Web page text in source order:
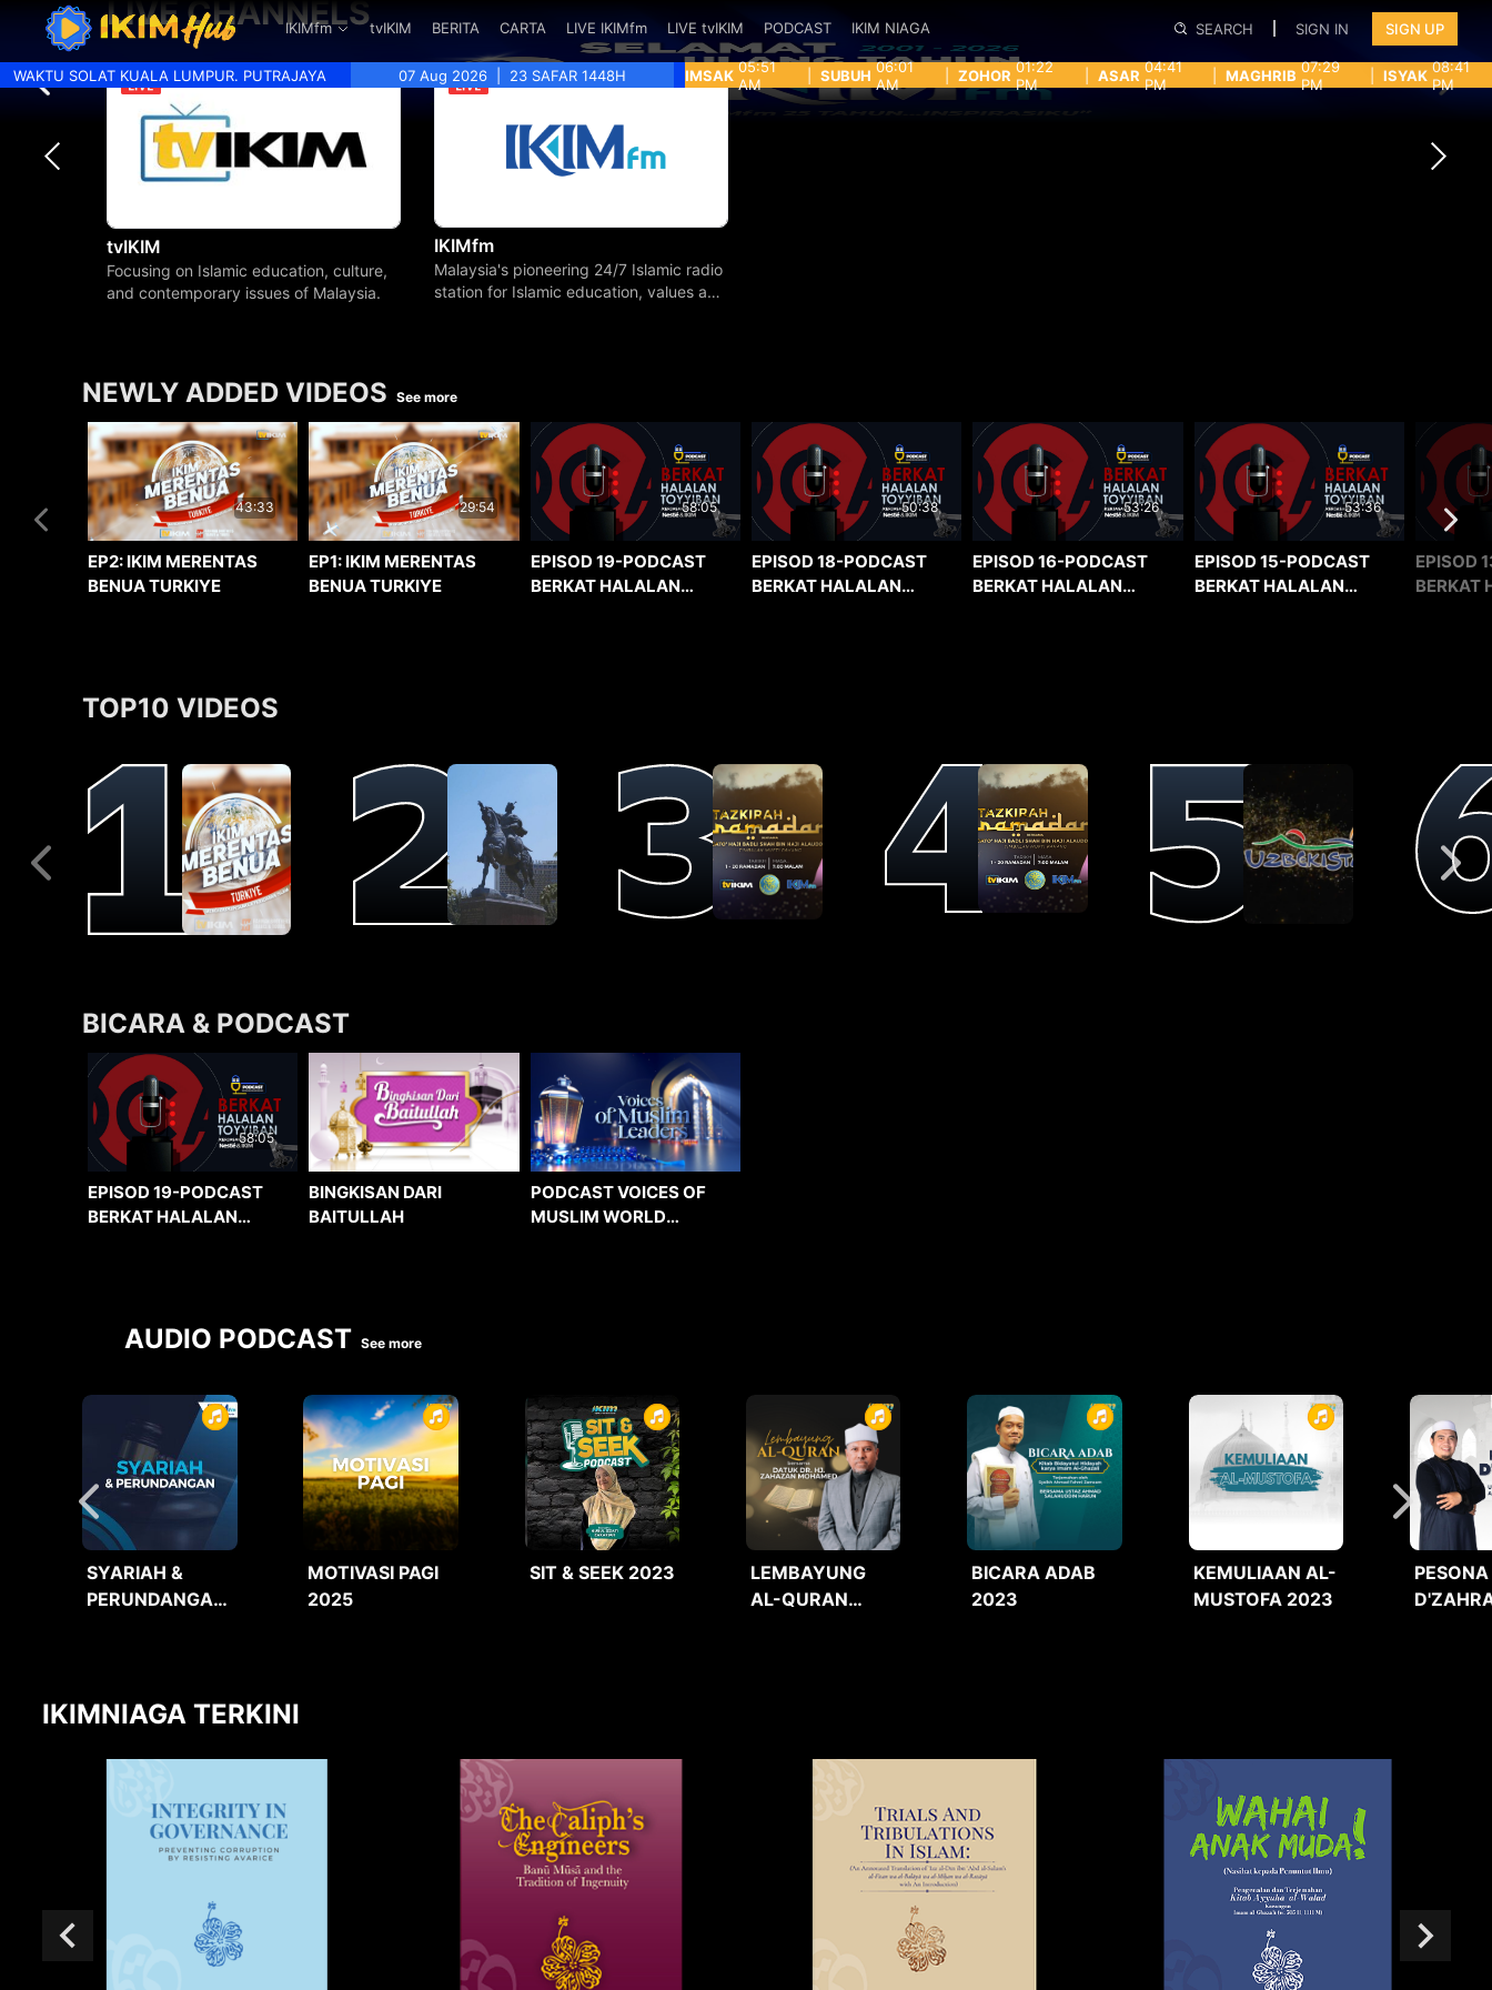
IKIMfm tvIKIM BERITA CARTA LIVE IKIMfm LIVE tvIKIM PODCAST IKIM NIAGA SEARCH SIGN IN SIGN UP
WAKTU SOLAT KUALA LUMPUR. PUTRAJAYA 07 Aug 2026 23 SAFAR 1448H IMSAK 05:51
AM
SUBUH 06:01
AM
ZOHOR 01:22
PM
ASAR 04:41
PM
MAGHRIB 07:29
PM
ISYAK 08:41
PM
LIVE CHANNELS
tvIKIM
Focusing on Islamic education, culture,
and contemporary issues of Malaysia.
IKIMfm
Malaysia's pioneering 24/7 Islamic radio
station for Islamic education, values and
NEWLY ADDED VIDEOS See more
43:33
EP2: IKIM MERENTAS
BENUA TURKIYE
29:54
EP1: IKIM MERENTAS
BENUA TURKIYE
58:05
EPISOD 19-PODCAST
BERKAT HALALAN
50:38
EPISOD 18-PODCAST
BERKAT HALALAN
53:26
EPISOD 16-PODCAST
BERKAT HALALAN
53:36
EPISOD 15-PODCAST
BERKAT HALALAN
EPISOD
BERKAT
TOP10 VIDEOS
BICARA & PODCAST
58:05
EPISOD 19-PODCAST
BERKAT HALALAN
BINGKISAN DARI
BAITULLAH
PODCAST VOICES OF
MUSLIM WORLD
AUDIO PODCAST See more
SYARIAH &
PERUNDANGAN
MOTIVASI PAGI
2025
SIT & SEEK 2023
LEMBAYUNG
AL-QURAN
BICARA ADAB
2023
KEMULIAAN AL-
MUSTOFA 2023
PESONA
IKIMNIAGA TERKINI